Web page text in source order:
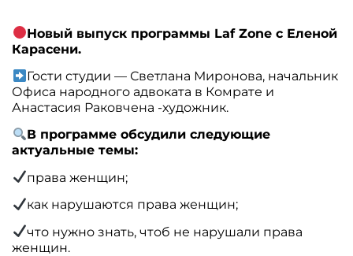
Новый выпуск программы Laf Zone с Еленой
Карасени.
Гости студии — Светлана Миронова, начальник
Офиса народного адвоката в Комрате и
Анастасия Раковчена -художник.
В программе обсудили следующие
актуальные темы:
права женщин;
как нарушаются права женщин;
что нужно знать, чтоб не нарушали права
женщин.